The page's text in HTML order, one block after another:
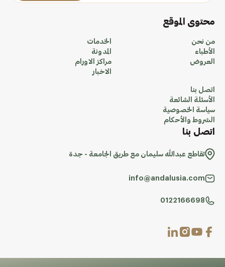
محتوى الموقع
من نحن
الأطباء
العروض
الخدمات
المدونة
مراكز الاورام
الاخبار
اتصل بنا
الأسئلة الشائعة
سياسة الخصوصية
الشروط والأحكام
اتصل بنا
تقاطع عبدالله سليمان مع طريق الجامعة - جدة
info@andalusia.com
0122166698